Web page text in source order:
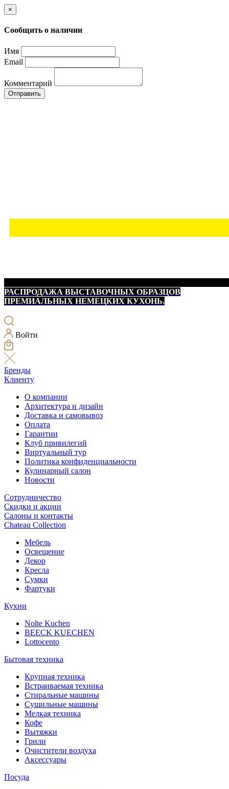
×
Сообщить о наличии
Имя
Email
Комментарий
Отправить
РАСПРОДАЖА ВЫСТАВОЧНЫХ ОБРАЗЦОВ
ПРЕМИАЛЬНЫХ НЕМЕЦКИХ КУХОНЬ.
Войти
Бренды
Клиенту
О компании
Архитектура и дизайн
Доставка и самовывоз
Оплата
Гарантии
Клуб привилегий
Виртуальный тур
Политика конфиденциальности
Кулинарный салон
Новости
Сотрудничество
Скидки и акции
Салоны и контакты
Chateau Collection
Мебель
Освещение
Декор
Кресла
Сумки
Фартуки
Кухни
Nolte Kuchen
BEECK KUECHEN
Lottocento
Бытовая техника
Крупная техника
Встраиваемая техника
Стиральные машины
Сушильные машины
Мелкая техника
Кофе
Вытяжки
Грили
Очистители воздуха
Аксессуары
Посуда